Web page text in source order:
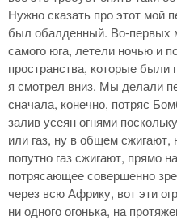
Нужно сказать про этот мой
был обалденный. Во-первых
самого юга, летели ночью и
пространства, которые
я смотрел вниз. Мы делали
сначала, конечно, потряс
залив усеян огнями
или газ, ну в общем
попутно газ сжигают, прямо
потрясающее совершенно
через всю Африку, вот эти
ни одного огонька, на